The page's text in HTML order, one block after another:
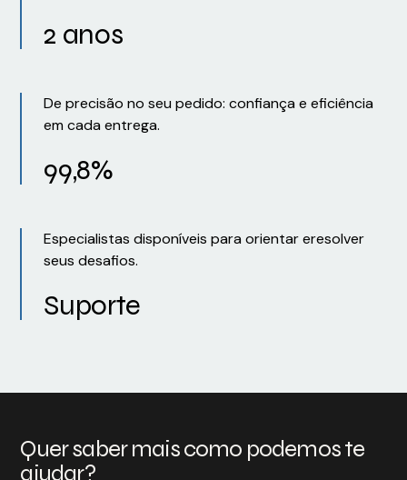
2 anos
De precisão no seu pedido: confiança e eficiência
em cada entrega.
99,8%
Especialistas disponíveis para orientar eresolver
seus desafios.
Suporte
Quer saber mais como podemos te
ajudar?